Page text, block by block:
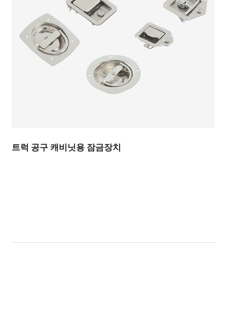
트럭 공구 캐비닛용 잠금장치